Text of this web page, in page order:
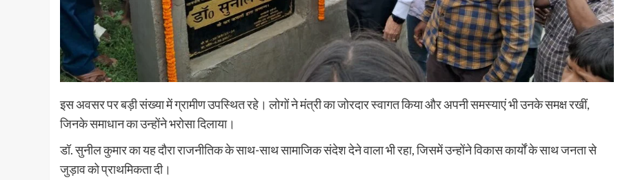
इस अवसर पर बड़ी संख्या में ग्रामीण उपस्थित रहे। लोगों ने मंत्री का जोरदार स्वागत किया और अपनी समस्याएं भी उनके समक्ष रखीं,
जिनके समाधान का उन्होंने भरोसा दिलाया।
डॉ. सुनील कुमार का यह दौरा राजनीतिक के साथ-साथ सामाजिक संदेश देने वाला भी रहा, जिसमें उन्होंने विकास कार्यों के साथ जनता से
जुड़ाव को प्राथमिकता दी।